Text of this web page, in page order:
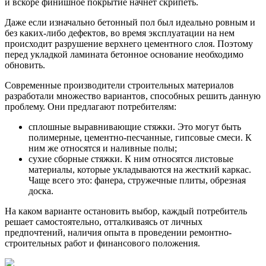
и вскоре финишное покрытие начнет скрипеть.
Даже если изначально бетонный пол был идеально ровным и
без каких-либо дефектов, во время эксплуатации на нем
происходит разрушение верхнего цементного слоя. Поэтому
перед укладкой ламината бетонное основание необходимо
обновить.
Современные производители строительных материалов
разработали множество вариантов, способных решить данную
проблему. Они предлагают потребителям:
сплошные выравнивающие стяжки. Это могут быть
полимерные, цементно-песчанные, гипсовые смеси. К
ним же относятся и наливные полы;
сухие сборные стяжки. К ним относятся листовые
материалы, которые укладываются на жесткий каркас.
Чаще всего это: фанера, стружечные плиты, обрезная
доска.
На каком варианте остановить выбор, каждый потребитель
решает самостоятельно, отталкиваясь от личных
предпочтений, наличия опыта в проведении ремонтно-
строительных работ и финансового положения.